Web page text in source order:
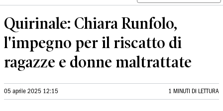
Quirinale: Chiara Runfolo,
l'impegno per il riscatto di
ragazze e donne maltrattate
05 aprile 2025 12:15 1 MINUTI DI LETTURA